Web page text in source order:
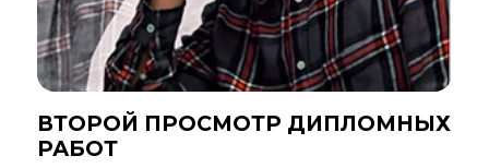
ВТОРОЙ ПРОСМОТР ДИПЛОМНЫХ
РАБОТ